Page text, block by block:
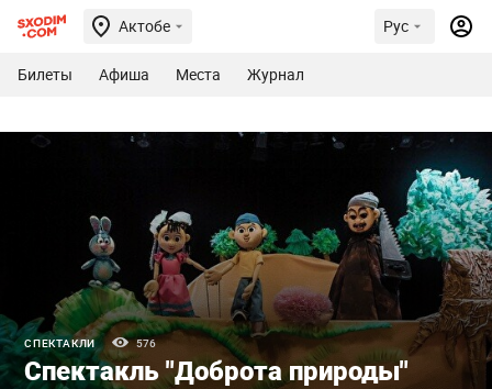
Актобе Рус
Билеты Афиша Места Журнал
СПЕКТАКЛИ 576
Спектакль "Доброта природы"